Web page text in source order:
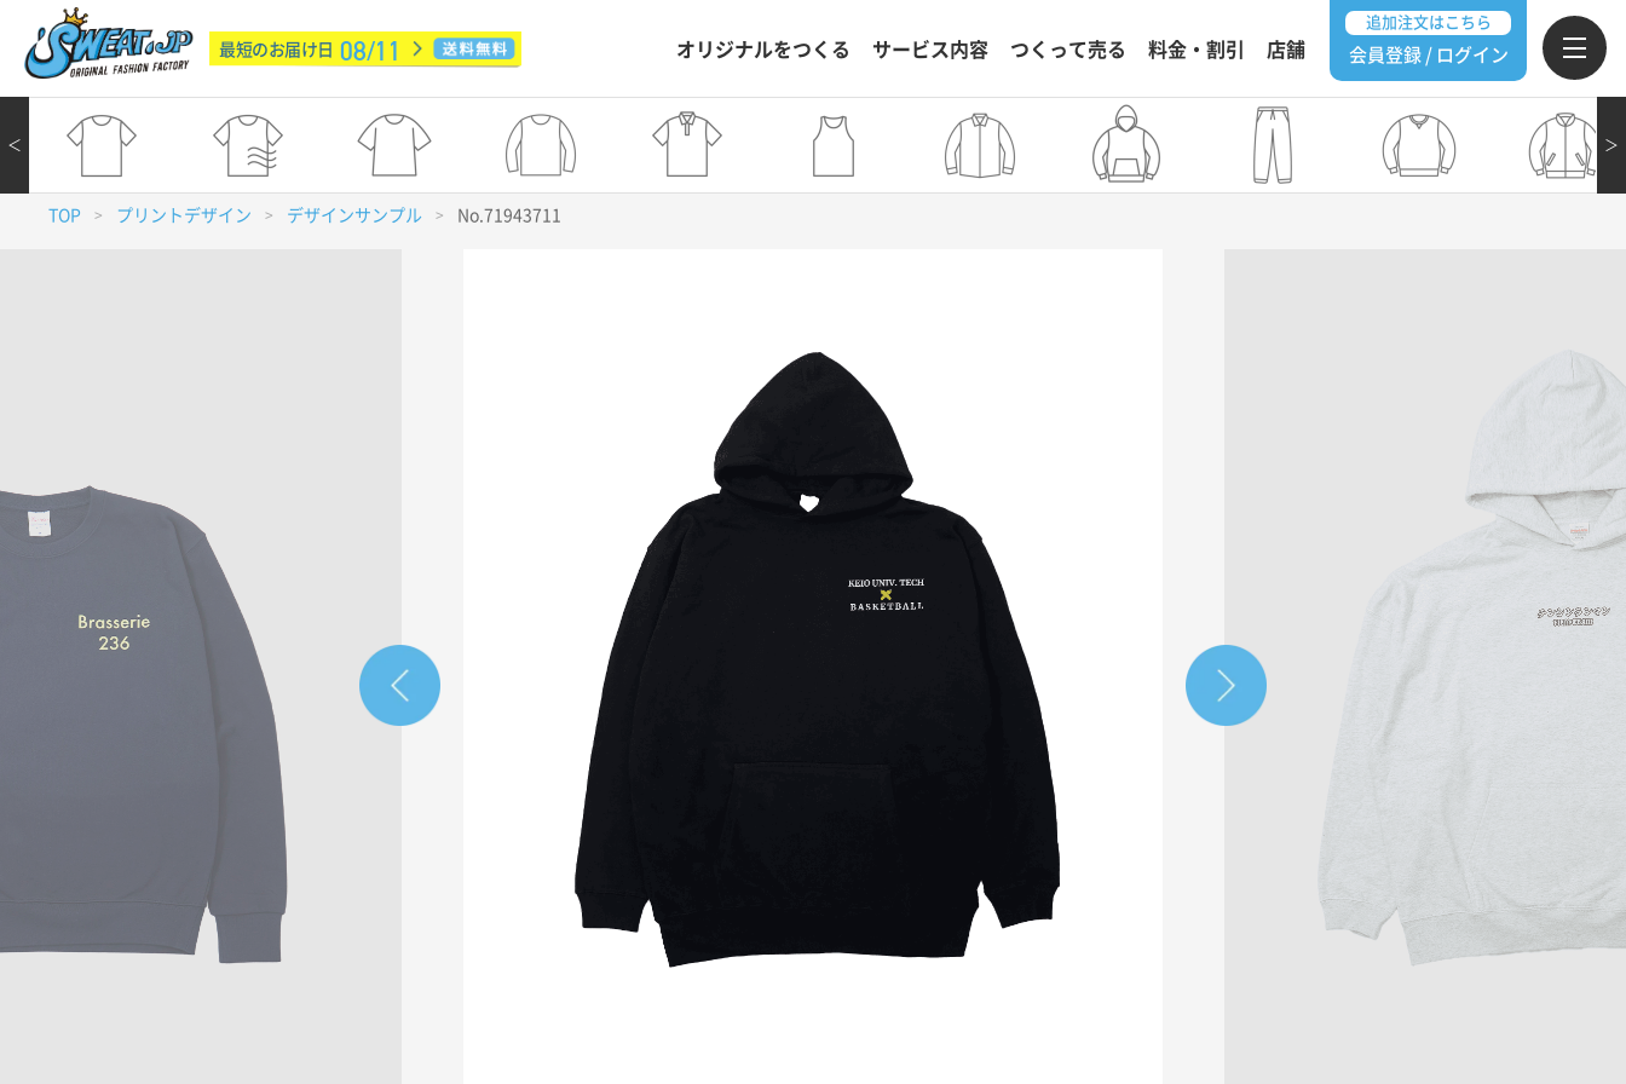
最短のお届け日 08/11 オリジナルをつくる サービス内容 つくって売る 料金・割引 店舗
追加注文はこちら
会員登録 / ログイン
＞
＜
TOP > プリントデザイン > デザインサンプル > No.71943711